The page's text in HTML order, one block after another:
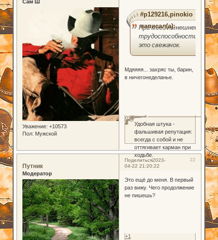
Сам Ш
Уважение: +10573
Пол: Мужской
#p129216,pinokio
написал(а):
При моей нынешней
трудоспособности
это свежачок.
Мдяяяя... захряс ты, барин,
в ничегонеделанье.
Удобная штука -
фальшивая репутация:
всегда с собой и не
оттягивает карман при
ходьбе.
0
Поделиться 22
2023-
04-22 21:20:22
Путник
Модератор
Это ещё до меня. В первый
раз вижу. Чего продолжение
не пишешь?
+1